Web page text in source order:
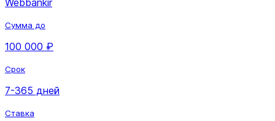
Сумма до
100 000 ₽
Срок
7-365 дней
Ставка